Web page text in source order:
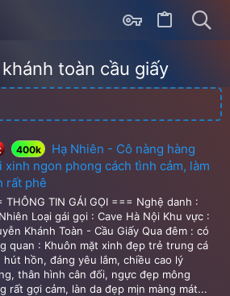
toàn cầu giấy
400k
Hạ Nhiên - Cô nàng hàng
xinh ngon phong cách tình cảm, làm
rất phê
THÔNG TIN GÁI GỌI === Nghệ danh :
Loại gái gọi : Cave Hà Nội Khu vực :
Khánh Toàn - Cầu Giấy Qua đêm : có
quan : Khuôn mặt xinh đẹp trẻ trung cá
hút hồn, đáng yêu lắm, chiều cao lý
thân hình cân đối, ngực đẹp mông
rất gợi cảm, làn da đẹp mịn màng mát...